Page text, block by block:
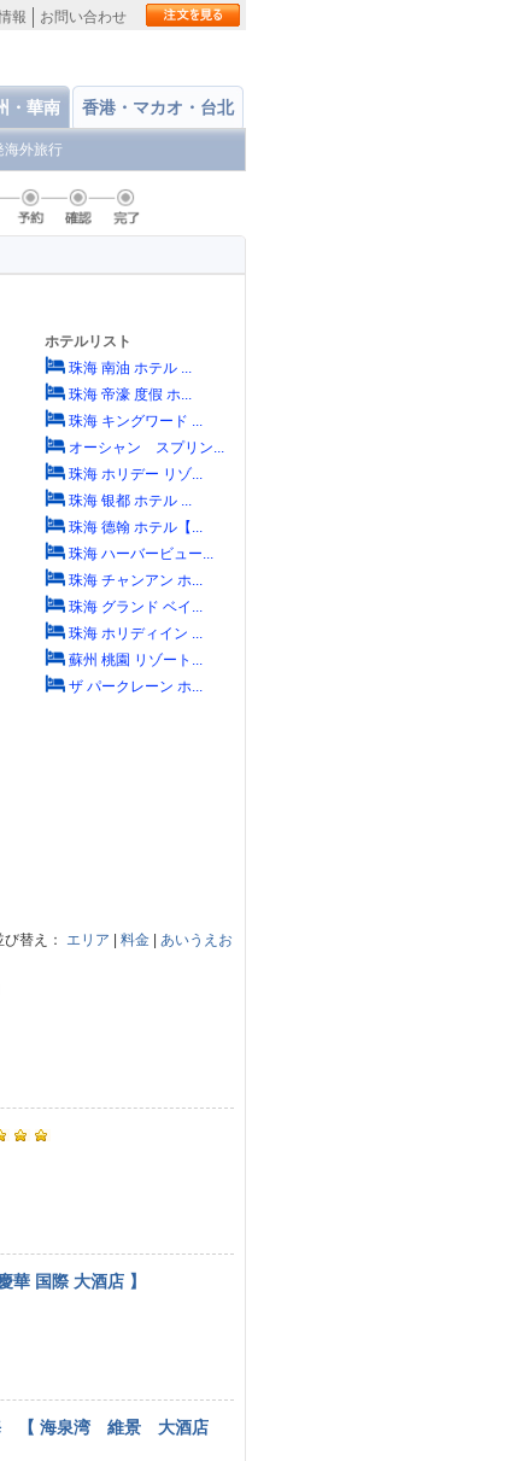
報 お問い合わせ
・華南 香港・マカオ・台北
海外旅行
ホテルリスト
珠海 南油 ホテル ...
珠海 帝濠 度假 ホ...
珠海 キングワード ...
オーシャン スプリン...
珠海 ホリデー リゾ...
珠海 银都 ホテル ...
珠海 德翰 ホテル【...
珠海 ハーバービュー...
珠海 チャンアン ホ...
珠海 グランド ベイ...
珠海 ホリディイン ...
蘇州 桃園 リゾート...
ザ パークレーン ホ...
び替え： エリア 料金 あいうえお
華 国際 大酒店 】
【 海泉湾 維景 大酒店